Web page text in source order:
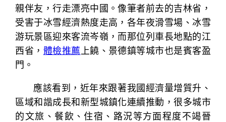
親伴友，行走漂亮中國。像筆者前去的吉林省，
受害于冰雪經濟熱度走高，各年夜滑雪場、冰雪
游玩景區迎來客流岑嶺，而那位列車長地點的江
西省， 體檢推薦 上饒、景德鎮等城市也是賓客盈
門。
應該看到，近年來跟著我國經濟量增質升、
區域和諧成長和新型城鎮化連續推動，很多城市
的文旅、餐飲、住宿、路況等方面程度不竭晉